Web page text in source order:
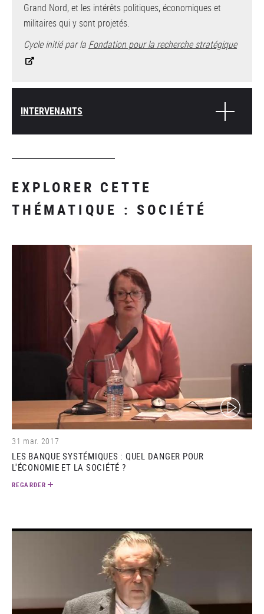
Grand Nord, et les intérêts politiques, économiques et
militaires qui y sont projetés.
Cycle initié par la Fondation pour la recherche stratégique
INTERVENANTS
EXPLORER CETTE
THÉMATIQUE : SOCIÉTÉ
(video)
31 mar. 2017
LES BANQUE SYSTÉMIQUES : QUEL DANGER POUR
L'ÉCONOMIE ET LA SOCIÉTÉ ?
REGARDER